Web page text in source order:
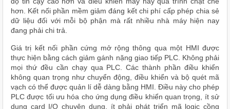
hơn. Kết nối phần mềm giảm đáng kết chi phí cấp phép chia sẻ
dữ liệu đối với mỗi bộ phận mà rất nhiều nhà máy hiện nay
đang phải chi trả.
Giá trị kết nối phần cứng mở rộng thông qua một HMI được
thực hiện bằng cách giảm gánh nặng giao tiếp PLC. Không phải
mọi thứ đều cần chạy qua PLC. Các thành phần điều khiển
không quan trọng như chuyển động, điều khiển và bộ quét mã
vạch có thể được quản lí dễ dàng bằng HMI. Điều này cho phép
PLC được tối ưu hóa cho ứng dụng điều khiển quan trọng, ít sử
dụng card I/O chuyên dụng, ít phải phát triển mã logic cồng